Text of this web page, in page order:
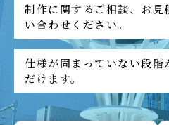
制作に関するご相談、お見
い合わせください。
仕様が固まっていない段階
だけます。